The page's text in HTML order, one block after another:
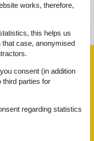
the object 😎
works, therefore,
this helps us
that case, anonymised
consent (in addition
third parties for
regarding statistics